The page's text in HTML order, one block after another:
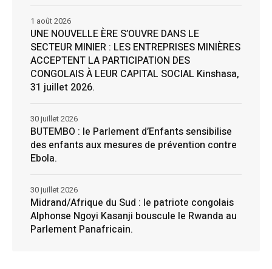
UNE NOUVELLE ÈRE S’OUVRE DANS LE
SECTEUR MINIER : LES ENTREPRISES MINIÈRES
ACCEPTENT LA PARTICIPATION DES
CONGOLAIS À LEUR CAPITAL SOCIAL Kinshasa,
31 juillet 2026.
1 août 2026
BUTEMBO : le Parlement d’Enfants sensibilise
des enfants aux mesures de prévention contre
Ebola.
30 juillet 2026
Midrand/Afrique du Sud : le patriote congolais
Alphonse Ngoyi Kasanji bouscule le Rwanda au
Parlement Panafricain.
30 juillet 2026